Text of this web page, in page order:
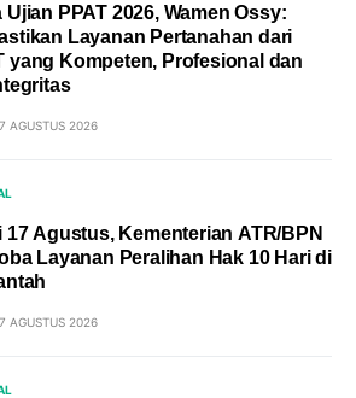
Ujian PPAT 2026, Wamen Ossy:
Layanan Pertanahan dari
yang Kompeten, Profesional dan
AGUSTUS 2026
17 Agustus, Kementerian ATR/BPN
Layanan Peralihan Hak 10 Hari di
AGUSTUS 2026